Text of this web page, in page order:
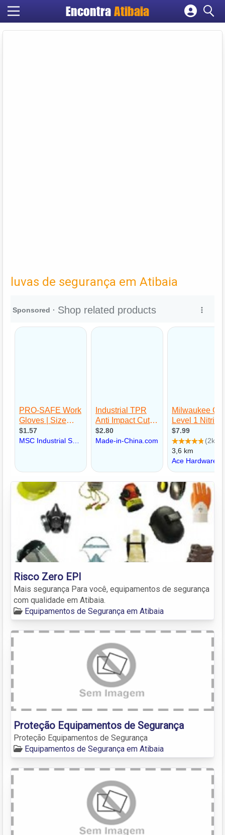
Encontra Atibaia
Cadastrar empresa
luvas de segurança em Atibaia
Risco Zero EPI
Mais segurança Para você, equipamentos de segurança
com qualidade em Atibaia.
Equipamentos de Segurança em Atibaia
Proteção Equipamentos de Segurança
Proteção Equipamentos de Segurança
Equipamentos de Segurança em Atibaia